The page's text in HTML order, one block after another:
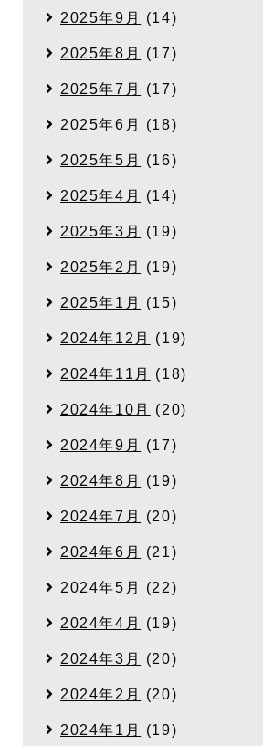
2025年9月 (14)
2025年8月 (17)
2025年7月 (17)
2025年6月 (18)
2025年5月 (16)
2025年4月 (14)
2025年3月 (19)
2025年2月 (19)
2025年1月 (15)
2024年12月 (19)
2024年11月 (18)
2024年10月 (20)
2024年9月 (17)
2024年8月 (19)
2024年7月 (20)
2024年6月 (21)
2024年5月 (22)
2024年4月 (19)
2024年3月 (20)
2024年2月 (20)
2024年1月 (19)